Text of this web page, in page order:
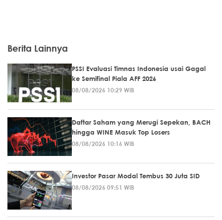
Berita Lainnya
PSSI Evaluasi Timnas Indonesia usai Gagal
ke Semifinal Piala AFF 2026
08/08/2026 10:29 WIB
Daftar Saham yang Merugi Sepekan, BACH
hingga WINE Masuk Top Losers
08/08/2026 10:16 WIB
Investor Pasar Modal Tembus 30 Juta SID
08/08/2026 09:51 WIB